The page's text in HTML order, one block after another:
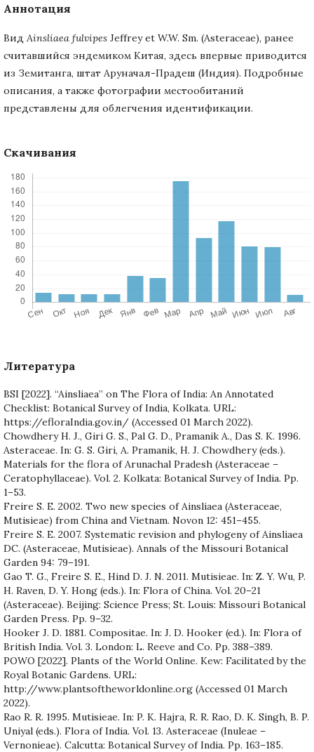
Аннотация
Вид Ainsliaea fulvipes Jeffrey et W.W. Sm. (Asteraceae), ранее
считавшийся эндемиком Китая, здесь впервые приводится
из Земитанга, штат Аруначал-Прадеш (Индия). Подробные
описания, а также фотографии местообитаний
представлены для облегчения идентификации.
Скачивания
Литература
BSI [2022]. “Ainsliaea” on The Flora of India: An Annotated
Checklist: Botanical Survey of India, Kolkata. URL:
https://efloraIndia.gov.in/ (Accessed 01 March 2022).
Chowdhery H. J., Giri G. S., Pal G. D., Pramanik A., Das S. K. 1996.
Asteraceae. In: G. S. Giri, A. Pramanik, H. J. Chowdhery (eds.).
Materials for the flora of Arunachal Pradesh (Asteraceae –
Ceratophyllaceae). Vol. 2. Kolkata: Botanical Survey of India. Pp.
1–53.
Freire S. E. 2002. Two new species of Ainsliaea (Asteraceae,
Mutisieae) from China and Vietnam. Novon 12: 451–455.
Freire S. E. 2007. Systematic revision and phylogeny of Ainsliaea
DC. (Asteraceae, Mutisieae). Annals of the Missouri Botanical
Garden 94: 79–191.
Gao T. G., Freire S. E., Hind D. J. N. 2011. Mutisieae. In: Z. Y. Wu, P.
H. Raven, D. Y. Hong (eds.). In: Flora of China. Vol. 20–21
(Asteraceae). Beijing: Science Press; St. Louis: Missouri Botanical
Garden Press. Pp. 9–32.
Hooker J. D. 1881. Compositae. In: J. D. Hooker (ed.). In: Flora of
British India. Vol. 3. London: L. Reeve and Co. Pp. 388–389.
POWO [2022]. Plants of the World Online. Kew: Facilitated by the
Royal Botanic Gardens. URL:
http://www.plantsoftheworldonline.org (Accessed 01 March
2022).
Rao R. R. 1995. Mutisieae. In: P. K. Hajra, R. R. Rao, D. K. Singh, B. P.
Uniyal (eds.). Flora of India. Vol. 13. Asteraceae (Inuleae –
Vernonieae). Calcutta: Botanical Survey of India. Pp. 163–185.